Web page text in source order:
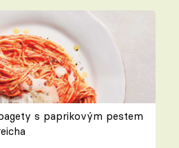
s paprikovým pestem